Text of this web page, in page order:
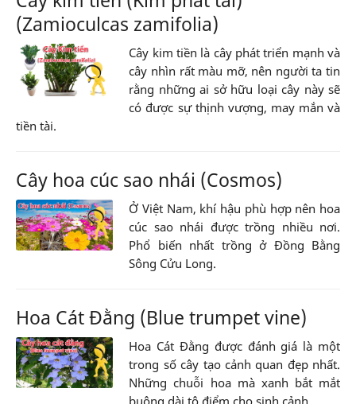
(Zamioculcas zamifolia)
Cây kim tiền là cây phát triển mạnh và
cây nhìn rất màu mỡ, nên người ta tin
rằng những ai sở hữu loại cây này sẽ
có được sự thịnh vượng, may mắn và
tiền tài.
Cây hoa cúc sao nhái (Cosmos)
Ở Việt Nam, khí hậu phù hợp nên hoa
cúc sao nhái được trồng nhiều nơi.
Phổ biến nhất trồng ở Đồng Bằng
Sông Cửu Long.
Hoa Cát Đằng (Blue trumpet vine)
Hoa Cát Đằng được đánh giá là một
trong số cây tạo cảnh quan đẹp nhất.
Những chuỗi hoa mà xanh bắt mắt
buông dài tô điểm cho sinh cảnh.